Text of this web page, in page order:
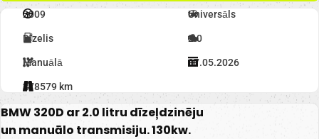
2009 Universāls
Dīzelis 2.0
Manuālā 07.05.2026
278579 km
BMW 320D ar 2.0 litru dīzeļdzinēju
un manuālo transmisiju. 130kw.